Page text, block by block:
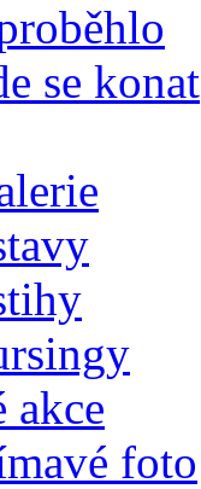
se konat
akce
foto